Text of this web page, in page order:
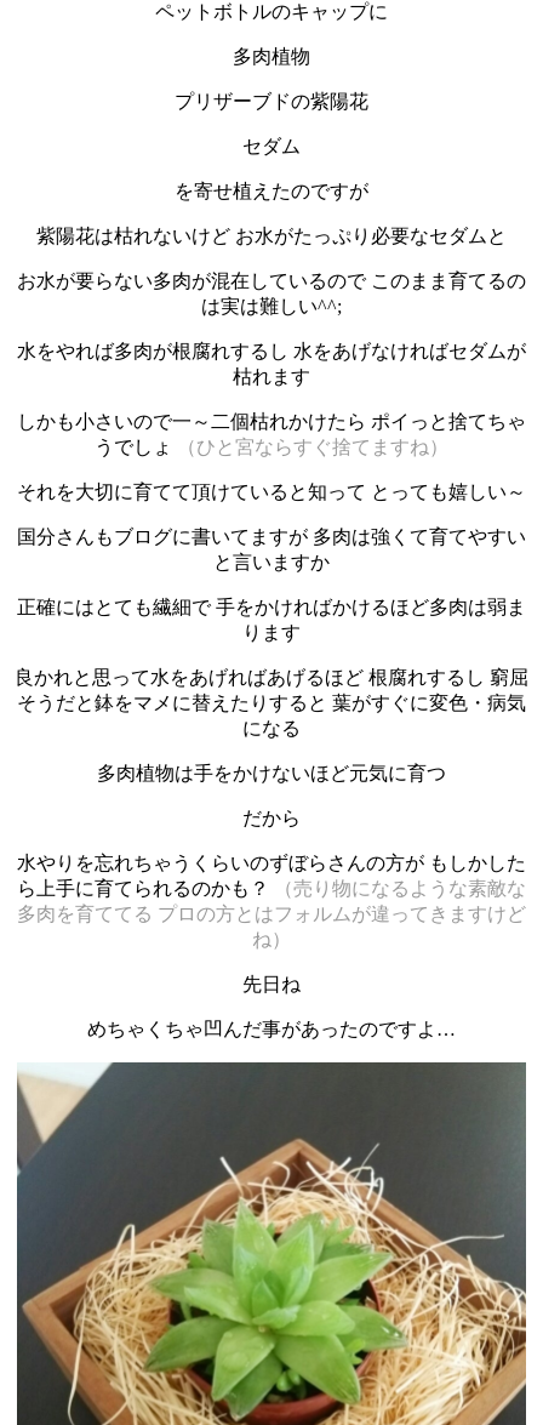
ペットボトルのキャップに
多肉植物
プリザーブドの紫陽花
セダム
を寄せ植えたのですが
紫陽花は枯れないけど お水がたっぷり必要なセダムと
お水が要らない多肉が混在しているので このまま育てるの
は実は難しい^^;
水をやれば多肉が根腐れするし 水をあげなければセダムが
枯れます
しかも小さいので一～二個枯れかけたら ポイっと捨てちゃ
うでしょ
（ひと宮ならすぐ捨てますね）
それを大切に育てて頂けていると知って とっても嬉しい～
国分さんもブログに書いてますが 多肉は強くて育てやすい
と言いますか
正確にはとても繊細で 手をかければかけるほど多肉は弱ま
ります
良かれと思って水をあげればあげるほど 根腐れするし 窮屈
そうだと鉢をマメに替えたりすると 葉がすぐに変色・病気
になる
多肉植物は手をかけないほど元気に育つ
だから
水やりを忘れちゃうくらいのずぼらさんの方が もしかした
ら上手に育てられるのかも？
（売り物になるような素敵な
多肉を育ててる プロの方とはフォルムが違ってきますけど
ね）
先日ね
めちゃくちゃ凹んだ事があったのですよ…